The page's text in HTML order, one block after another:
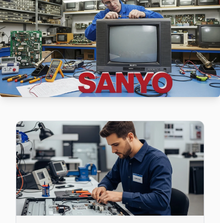
Dikilitaş Sanyo Servis
Beşiktaş'da Dikilitaş mahallesi için Sanyo TV tamir
Dikilitaş Sanyo Anakart Tamiri →
Etiler Sanyo Servis
Etiler sakinleri Sanyo TV arızaları için sık bizi tercih
Etiler Sanyo Açılmıyor Arıza →
Sanyo marka TV'niz Gayrettepe'de çalışmıyorsa teknik
Sanyo Servis Merkezi →
Konaklar Sanyo Servis
Konaklar'de Sanyo TV ses ama görüntü yok sorununu
Konaklar Sanyo Anakart Tamiri →